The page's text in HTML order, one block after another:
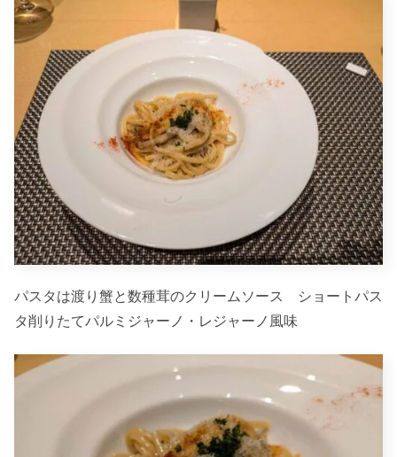
パスタは渡り蟹と数種茸のクリームソース ショートパス
タ削りたてパルミジャーノ・レジャーノ風味